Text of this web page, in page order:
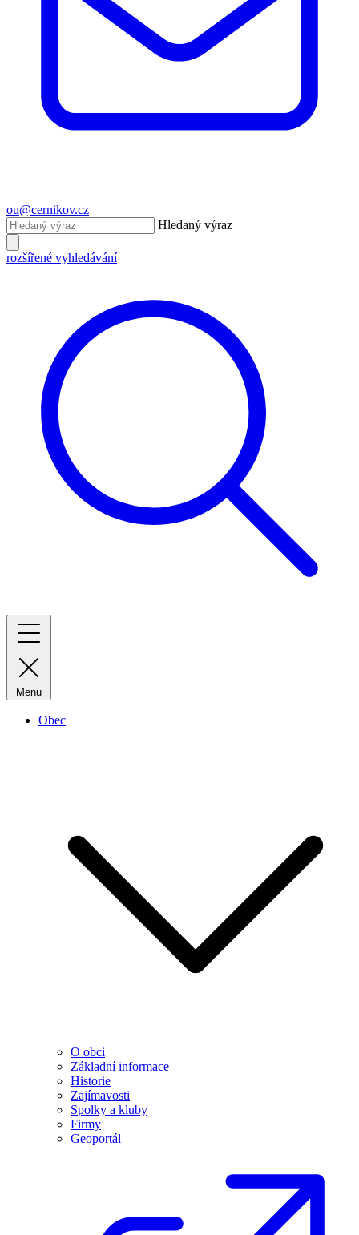
ou@cernikov.cz
Hledaný výraz
rozšířené vyhledávání
Menu
Obec
O obci
Základní informace
Historie
Zajímavosti
Spolky a kluby
Firmy
Geoportál